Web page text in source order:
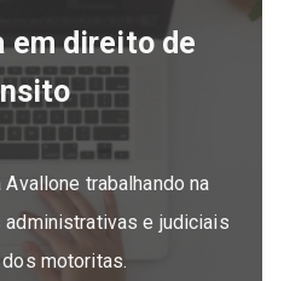
em direito de
trabalhando na
e judiciais
motoritas.